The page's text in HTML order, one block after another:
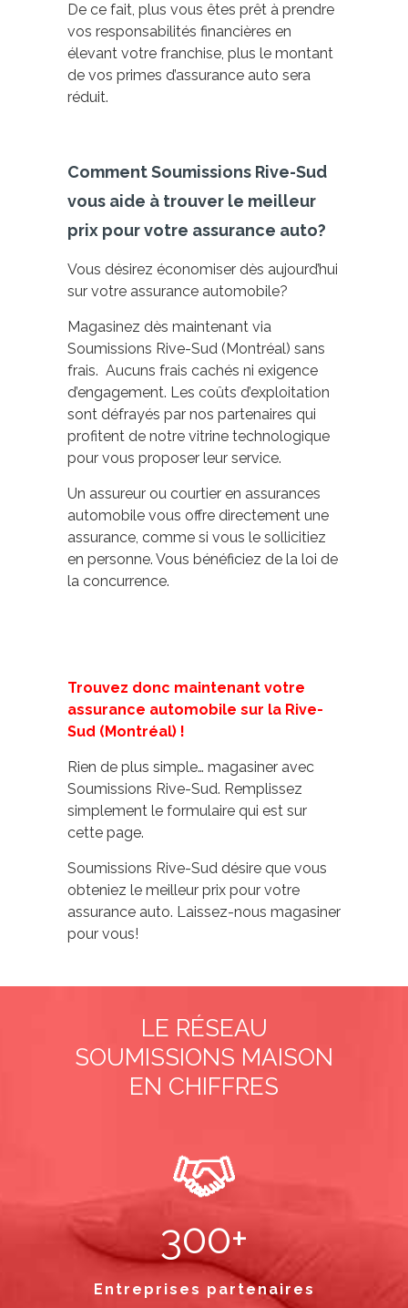
De ce fait, plus vous êtes prêt à prendre
vos responsabilités financières en
élevant votre franchise, plus le montant
de vos primes d’assurance auto sera
réduit.
Comment Soumissions Rive-Sud
vous aide à trouver le meilleur
prix pour votre assurance auto?
Vous désirez économiser dès aujourd’hui
sur votre assurance automobile?
Magasinez dès maintenant via
Soumissions Rive-Sud (Montréal) sans
frais. Aucuns frais cachés ni exigence
d’engagement. Les coûts d’exploitation
sont défrayés par nos partenaires qui
profitent de notre vitrine technologique
pour vous proposer leur service.
Un assureur ou courtier en assurances
automobile vous offre directement une
assurance, comme si vous le sollicitiez
en personne. Vous bénéficiez de la loi de
la concurrence.
Trouvez donc maintenant votre
assurance automobile sur la Rive-
Sud (Montréal) !
Rien de plus simple… magasiner avec
Soumissions Rive-Sud. Remplissez
simplement le formulaire qui est sur
cette page.
Soumissions Rive-Sud désire que vous
obteniez le meilleur prix pour votre
assurance auto. Laissez-nous magasiner
pour vous!
LE RÉSEAU
SOUMISSIONS MAISON
EN CHIFFRES
300+
Entreprises partenaires